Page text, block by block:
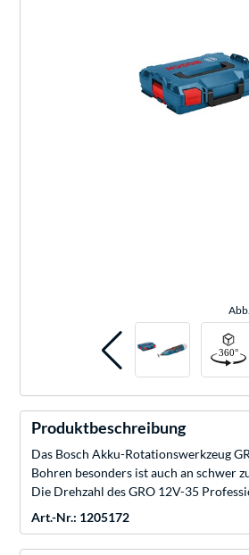
Produktbeschreibung
Das Bosch Akku-Rotationswerkzeug
Bohren besonders ist auch an schwer
Die Drehzahl des GRO 12V-35
Art.-Nr.: 1205172